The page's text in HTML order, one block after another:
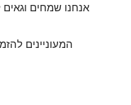
אנחנו שמחים
המעוניינים